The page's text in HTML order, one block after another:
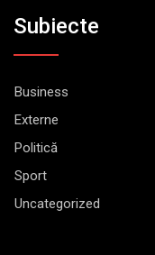
Subiecte
Business
Externe
Politică
Sport
Uncategorized